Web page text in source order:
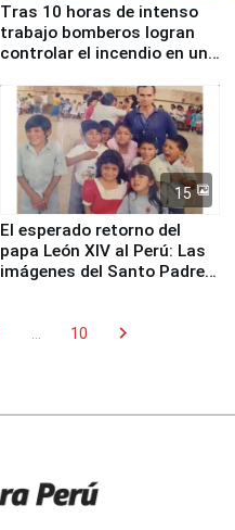
Tras 10 horas de intenso
trabajo bomberos logran
controlar el incendio en una
de Chile
15
El esperado retorno del
papa León XIV al Perú: Las
imágenes del Santo Padre
10 chevron_right